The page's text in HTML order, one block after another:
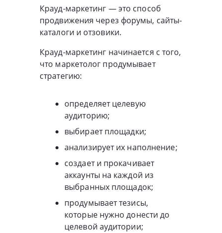
Крауд-маркетинг — это способ
продвижения через форумы, сайты-
каталоги и отзовики.
Крауд-маркетинг начинается с того,
что маркетолог продумывает
стратегию:
определяет целевую
аудиторию;
выбирает площадки;
анализирует их наполнение;
создает и прокачивает
аккаунты на каждой из
выбранных площадок;
продумывает тезисы,
которые нужно донести до
целевой аудитории;